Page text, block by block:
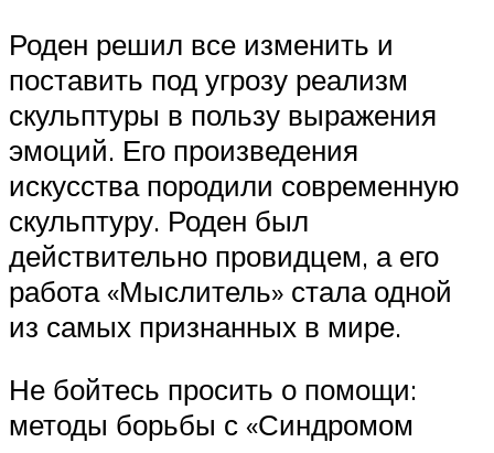
Роден решил все изменить и
поставить под угрозу реализм
скульптуры в пользу выражения
эмоций. Его произведения
искусства породили современную
скульптуру. Роден был
действительно провидцем, а его
работа «Мыслитель» стала одной
из самых признанных в мире.
Не бойтесь просить о помощи:
методы борьбы с «Синдромом